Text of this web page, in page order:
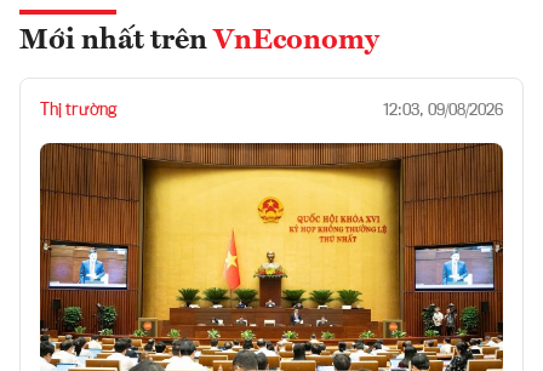
Mới nhất trên VnEconomy
Thị trường 12:03, 09/08/2026